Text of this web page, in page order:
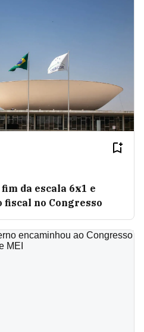
da escala 6x1 e
no Congresso